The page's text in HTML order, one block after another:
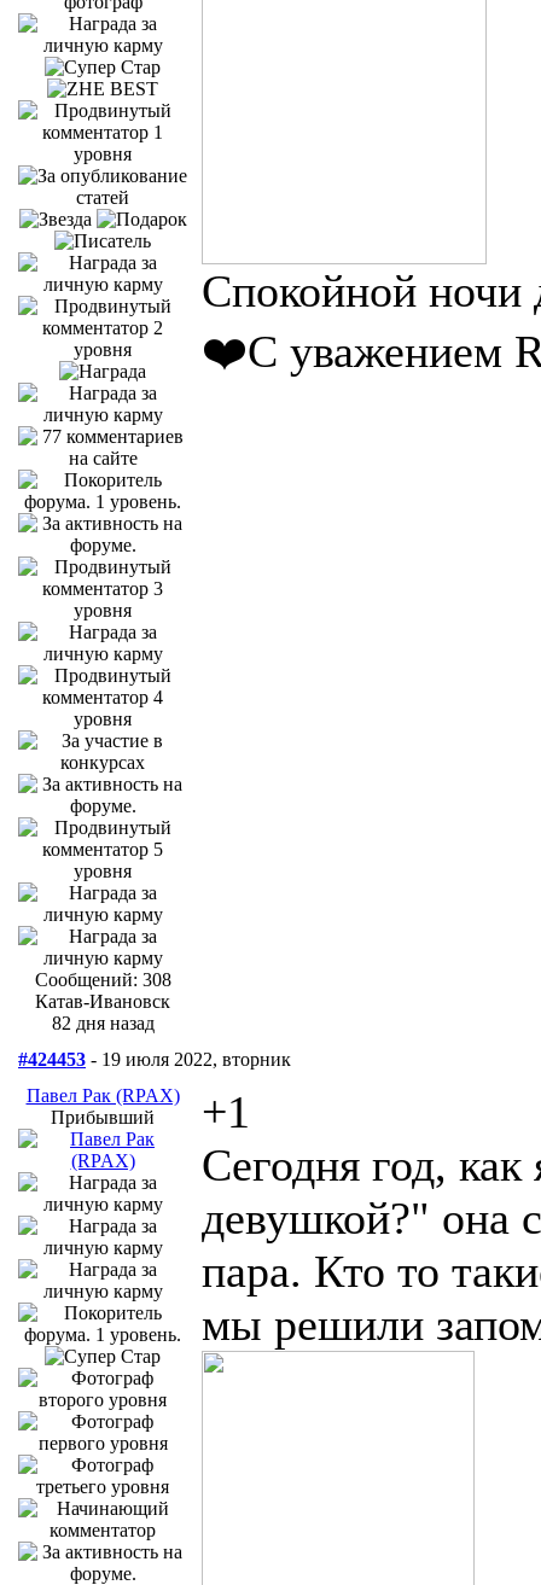
Сообщений: 308
Катав-Ивановск
82 дня назад
Спокойной ночи
❤️С уважением
#424453 - 19 июля 2022, вторник
Павел Рак (RPAX)
Прибывший
+1
Сегодня год,
девушкой?" она
пара. Кто то
мы решили